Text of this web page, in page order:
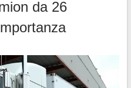
da 26